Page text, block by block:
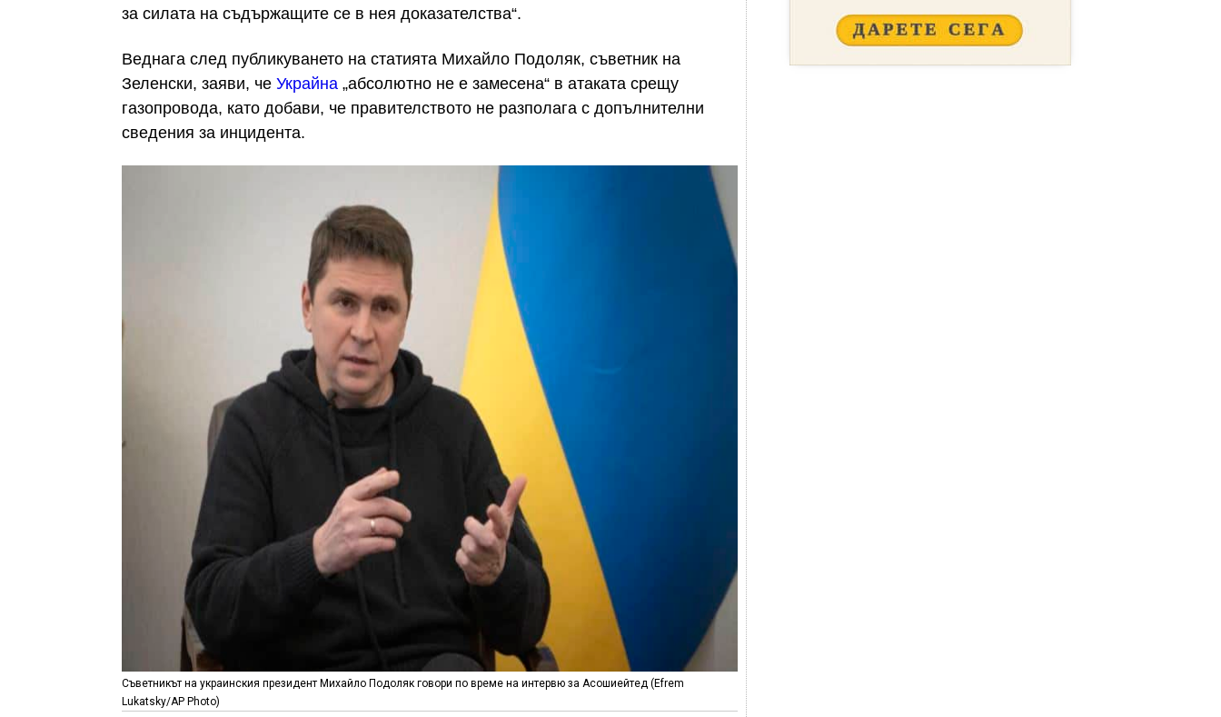
за силата на съдържащите се в нея доказателства“.
Веднага след публикуването на статията Михайло Подоляк, съветник на
Зеленски, заяви, че Украйна „абсолютно не е замесена“ в атаката срещу
газопровода, като добави, че правителството не разполага с допълнителни
сведения за инцидента.
Съветникът на украинския президент Михайло Подоляк говори по време на интервю за Асошиейтед (Efrem
Lukatsky/AP Photo)